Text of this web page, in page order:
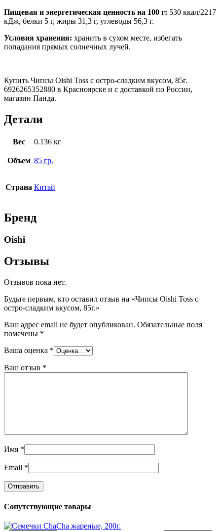
Пищевая и энергетическая ценность на 100 г: 530 ккал/2217
кДж, белки 5 г, жиры 31,3 г, углеводы 56,3 г.
Условия хранения: хранить в сухом месте, избегать
попадания прямых солнечных лучей.
Купить Чипсы Oishi Toss с остро-сладким вкусом, 85г.
6926265352880 в Красноярске и с доставкой по России,
магазин Панда.
Детали
Вес 0.136 кг
Объем 85 гр.
Страна Китай
Бренд
Oishi
Отзывы
Отзывов пока нет.
Будьте первым, кто оставил отзыв на «Чипсы Oishi Toss с
остро-сладким вкусом, 85г.»
Ваш адрес email не будет опубликован. Обязательные поля
помечены *
Ваша оценка *
Ваш отзыв *
Имя *
Email *
Сопутствующие товары